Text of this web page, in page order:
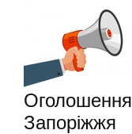
Оголошення
Запоріжжя